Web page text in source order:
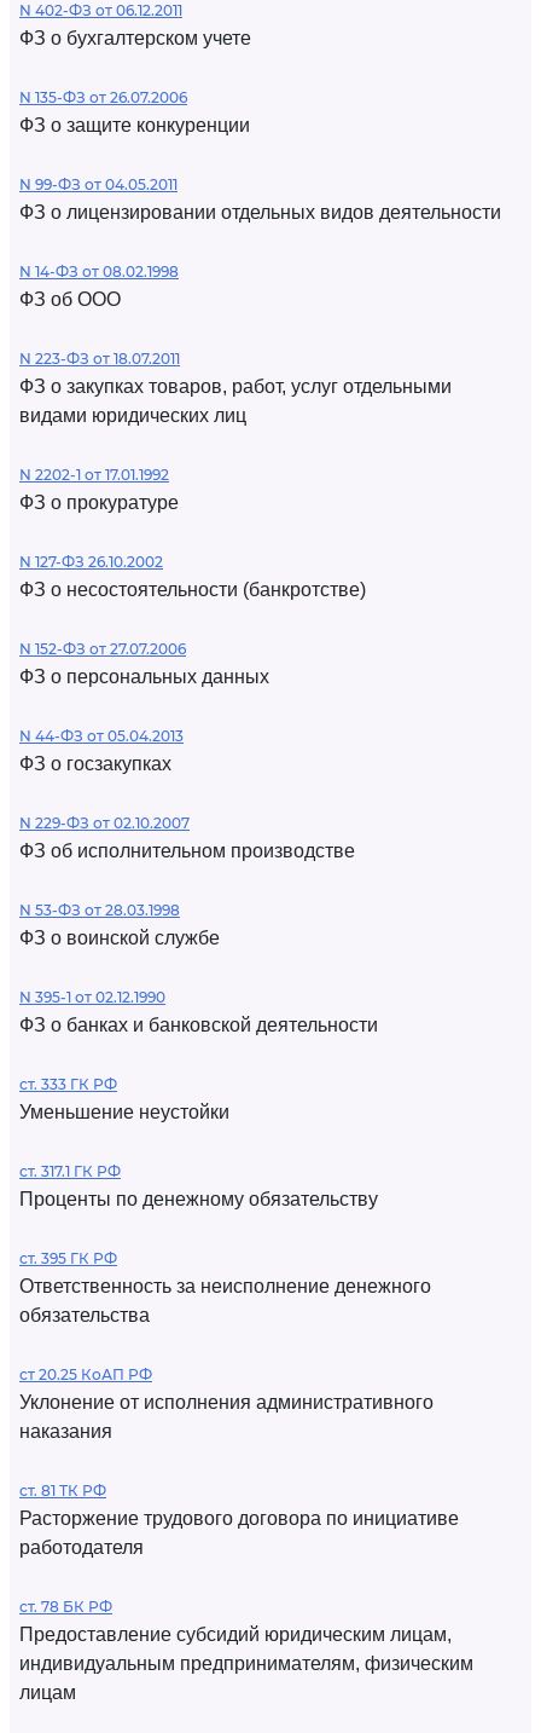
N 402-ФЗ от 06.12.2011
ФЗ о бухгалтерском учете
N 135-ФЗ от 26.07.2006
ФЗ о защите конкуренции
N 99-ФЗ от 04.05.2011
ФЗ о лицензировании отдельных видов деятельности
N 14-ФЗ от 08.02.1998
ФЗ об ООО
N 223-ФЗ от 18.07.2011
ФЗ о закупках товаров, работ, услуг отдельными
видами юридических лиц
N 2202-1 от 17.01.1992
ФЗ о прокуратуре
N 127-ФЗ 26.10.2002
ФЗ о несостоятельности (банкротстве)
N 152-ФЗ от 27.07.2006
ФЗ о персональных данных
N 44-ФЗ от 05.04.2013
ФЗ о госзакупках
N 229-ФЗ от 02.10.2007
ФЗ об исполнительном производстве
N 53-ФЗ от 28.03.1998
ФЗ о воинской службе
N 395-1 от 02.12.1990
ФЗ о банках и банковской деятельности
ст. 333 ГК РФ
Уменьшение неустойки
ст. 317.1 ГК РФ
Проценты по денежному обязательству
ст. 395 ГК РФ
Ответственность за неисполнение денежного
обязательства
ст 20.25 КоАП РФ
Уклонение от исполнения административного
наказания
ст. 81 ТК РФ
Расторжение трудового договора по инициативе
работодателя
ст. 78 БК РФ
Предоставление субсидий юридическим лицам,
индивидуальным предпринимателям, физическим
лицам